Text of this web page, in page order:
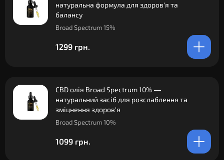
натуральна формула для здоров'я та
балансу
Broad Spectrum 15%
1299 грн.
CBD олія Broad Spectrum 10% —
натуральний засіб для розслаблення та
зміцнення здоров'я
Broad Spectrum 10%
1099 грн.